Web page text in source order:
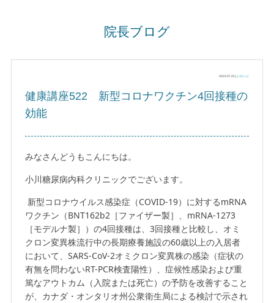
院長ブログ
2022.07.24 |お知らせ
健康講座522 新型コロナワクチン4回接種の
効能
みなさんどうもこんにちは。
小川糖尿病内科クリニックでございます。
新型コロナウイルス感染症（COVID-19）に対するmRNA
ワクチン（BNT162b2［ファイザー製］、mRNA-1273
［モデルナ製］）の4回接種は、3回接種と比較し、オミ
クロン変異株流行中の長期療養施設の60歳以上の入居者
において、SARS-CoV-2オミクロン変異株の感染（症状の
有無を問わないRT-PCR検査陽性）、症候性感染および重
篤なアウトカム（入院または死亡）の予防を改善すること
が、カナダ・オンタリオ州公衆衛生局による検討で示され